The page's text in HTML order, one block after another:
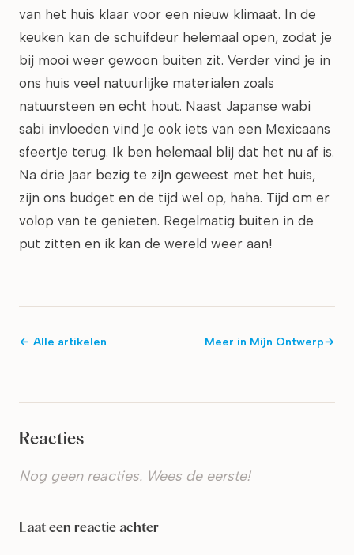
van het huis klaar voor een nieuw klimaat. In de
keuken kan de schuifdeur helemaal open, zodat je
bij mooi weer gewoon buiten zit. Verder vind je in
ons huis veel natuurlijke materialen zoals
natuursteen en echt hout. Naast Japanse wabi
sabi invloeden vind je ook iets van een Mexicaans
sfeertje terug. Ik ben helemaal blij dat het nu af is.
Na drie jaar bezig te zijn geweest met het huis,
zijn ons budget en de tijd wel op, haha. Tijd om er
volop van te genieten. Regelmatig buiten in de
put zitten en ik kan de wereld weer aan!
← Alle artikelen Meer in Mijn Ontwerp→
Reacties
Nog geen reacties. Wees de eerste!
Laat een reactie achter